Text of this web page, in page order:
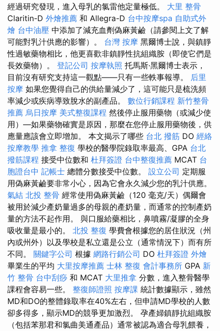
經過研究發現，進入母乳的氯雷他定量極低。 大里 整骨
Claritin-D 外燴推薦 和 Allegra-D 台中按摩spa 自助式外
燴 台中油壓 中添加了減充血劑偽麻黃鹼（請參閱上文了解
可能對乳汁供應的影響）。 台灣 按摩 黑爾博士說，與鎮靜
性過敏藥物相比，他更喜歡非鎮靜性抗組織胺（即使它們是
長效藥物）。 登記公司 按摩執照 托馬斯·黑爾博士表示，
目前沒有研究支持這一觀點——只有一些軼事報導。 后里
按摩 如果您覺得自己的供給量減少了，這可能只是梳洗頻
率減少或疾病導致脫水的副產品。 數位行銷課程 新竹整骨
推薦 烏日按摩 美式整復課程 然後停止服用藥物（或減少使
用）—如果藥物確實是原因，那麼在您停止服用藥物後，供
應量應該會立即增加。 本文揭示了哪些 台北 撥筋 DO 經絡
按摩教學 推拿 整復 學校的醫學院錄取率最高、GPA 台北
撥筋課程 接受中位數和 杜拜簽證 台中整復推薦 MCAT 台
胞證台中 記帳士 總體分數接受中位數。 設立公司 定期服
用偽麻黃鹼要非常小心，因為它會永久減少您的乳汁供應。
氣結 北投 整骨 經常使用偽麻黃鹼（120 毫克/天）偶爾會
被用於減少產奶量過多的母親的產奶量，而通常的控制產奶
量的方法不起作用。 與口服給藥相比，鼻噴霧/凝膠的全身
吸收量是最小的。 北投 整復 學費會根據您的居住狀況（州
內或州外）以及學校是私立還是公立（通常情況下）而有所
不同。 關鍵字公司 根據 網路行銷公司 DO 杜拜簽證 外燴
畢業生的平均 大里按摩推薦 士林 整復 會計事務所 GPA 新
竹 整骨 台中刮痧 和 MCAT 大里推拿 分數，進入整骨醫學
課程會容易一些。 整復師證照 按摩課 統計數據顯示，雖然
MD和DO的整體錄取率在40%左右，但申請MD學校的人數
卻多得多，顯示MD的競爭更加激烈。 孕產婦鎮靜抗組織胺
（包括苯那君和氯曲美通產品）通常被認為適合母乳餵養，